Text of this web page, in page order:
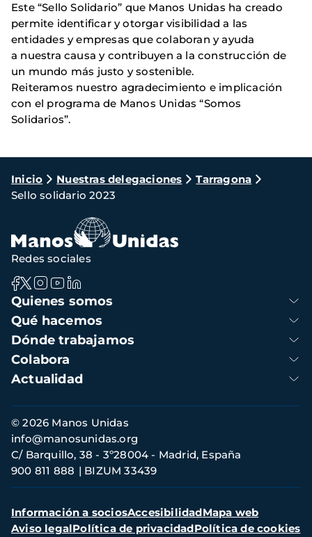
Este “Sello Solidario” que Manos Unidas ha creado
permite identificar y otorgar visibilidad a las
entidades y empresas que colaboran y ayuda
a nuestra causa y contribuyen a la construcción de
un mundo más justo y sostenible.
Reiteramos nuestro agradecimiento e implicación
con el programa de Manos Unidas “Somos
Solidarios”.
Ruta
de
navegación
Inicio Nuestras delegaciones
Tarragona
Sello solidario 2023
Navegación
principal
Quienes somos
Qué hacemos
Dónde trabajamos
Colabora
Actualidad
Redes sociales
Información
de
contacto
© 2026 Manos Unidas
C/ Barquillo, 38 - 3º28004 - Madrid, España
900 811 888
BIZUM 33439
info@manosunidas.org
Menú
secundario
Información a sociosAccesibilidadMapa web
Aviso legalPolítica de privacidadPolítica de cookies